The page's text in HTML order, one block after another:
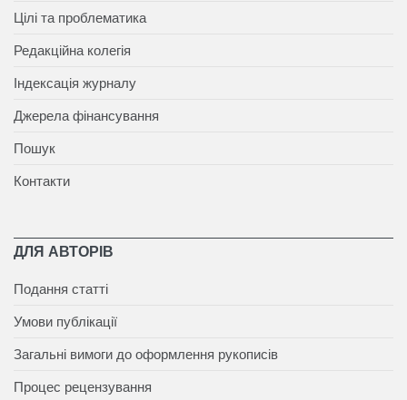
Цілі та проблематика
Редакційна колегія
Індексація журналу
Джерела фінансування
Пошук
Контакти
ДЛЯ АВТОРІВ
Подання статті
Умови публікації
Загальні вимоги до оформлення рукописів
Процес рецензування